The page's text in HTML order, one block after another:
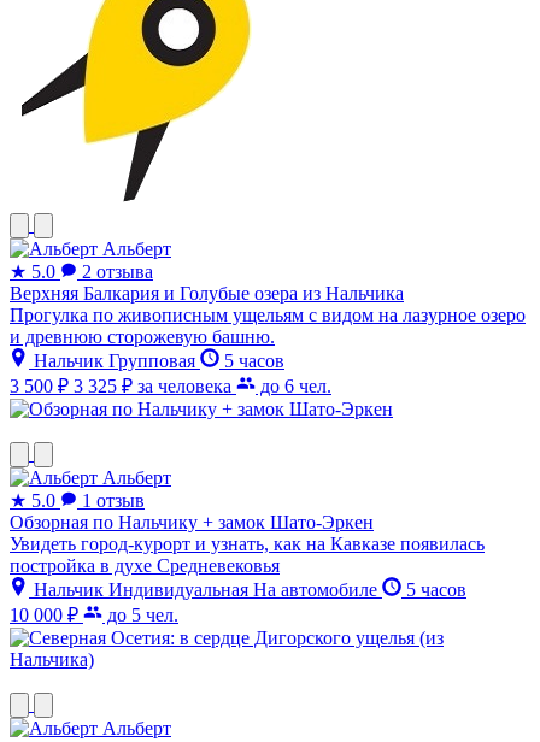
Альберт
★ 5.0
2 отзыва
Верхняя Балкария и Голубые озера из Нальчика
Прогулка по живописным ущельям с видом на лазурное озеро
и древнюю сторожевую башню.
Нальчик Групповая
5 часов
3 500 ₽ 3 325 ₽ за человека до 6 чел.
Альберт
★ 5.0
1 отзыв
Обзорная по Нальчику + замок Шато-Эркен
Увидеть город-курорт и узнать, как на Кавказе появилась
постройка в духе Средневековья
Нальчик Индивидуальная На автомобиле
5 часов
10 000 ₽
до 5 чел.
Альберт